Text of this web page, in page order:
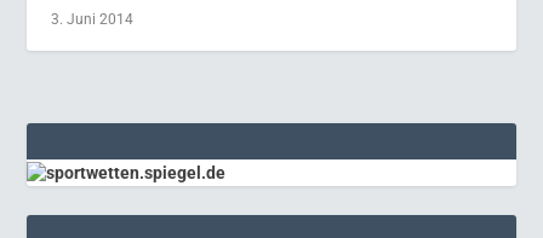
3. Juni 2014